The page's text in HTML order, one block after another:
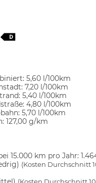
5,60 l/100km
7,20 l/100km
5,40 l/100km
4,80 l/100km
5,70 l/100km
127,00 g/km
15.000 km pro Jahr:
(Kosten Durchschnitt
(Kosten Durchschnitt